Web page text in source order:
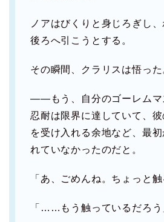
ノアはびくりと身じろぎし
後ろへ引こうとする。
その瞬間、クラリスは悟った
――もう、自分のゴーレムマ
忍耐は限界に達していて、
を受け入れる余地など、最
れていなかったのだと。
「あ、ごめんね。ちょっと触
「……もう触っているだろう